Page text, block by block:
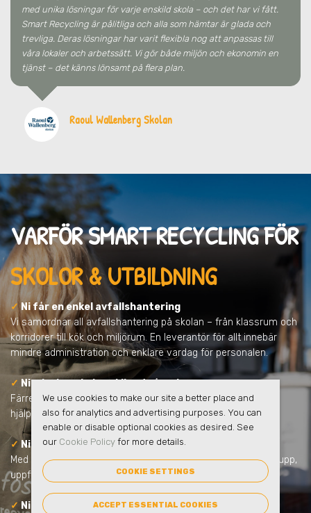
med unika lösningar för varje enskild skola – och det har vi fått.
Smart Recycling är pålitliga och alla som hämtar är glada och
trevliga. Deras lösningar har varit flexibla nog att anpassas till
våra lokaler och arbetssätt. Vi gör både miljön och ekonomin en
tjänst – det känns lönsamt på flera plan.
Raoul Wallenberg Skolan
VARFÖR SMART RECYCLING FÖR
SKOLOR & UTBILDNING
✓ Ni får en enkel avfallshantering
Vi samordnar all avfallshantering på skolan – från klassrum och
korridorer till kök och miljörum. En leverantör för allt innebär
mindre administration och enklare vardag för personalen.
✓ Ni minskar skolans klimatpåverkan
Färre transporter, tydligare sortering och ökad återvinning
hjälper skolan att minska koldioxidutsläppen.
✓ Ni får full kontroll och tydlig rapportering
Med eSmart får ni statistik över skolans avfall. Lätt att följa upp,
uppfylla lagkrav och visa upp.
✓ Ni gör hållbarhet till en del av undervisningen
We use cookies to make our site a better place and
also for analytics and advertising purposes. You can
enable or disable optional cookies as desired. See
our Cookie Policyfor more details.
COOKIE SETTINGS
ACCEPT ESSENTIAL COOKIES